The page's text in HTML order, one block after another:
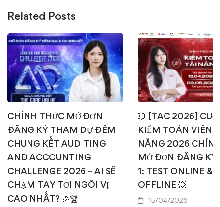
Related Posts
CHÍNH THỨC MỞ ĐƠN
ĐĂNG KÝ THAM DỰ ĐÊM
CHUNG KẾT AUDITING
AND ACCOUNTING
CHALLENGE 2026 – AI SẼ
CHẠM TAY TỚI NGÔI VỊ
CAO NHẤT? 🎉🏆
💥 [TAC 2026]
KIỂM TOÁN VIÊN
NĂNG 2026
MỞ ĐƠN ĐĂNG KÝ
1: TEST ONLINE &
OFFLINE 💥
15/04/2026